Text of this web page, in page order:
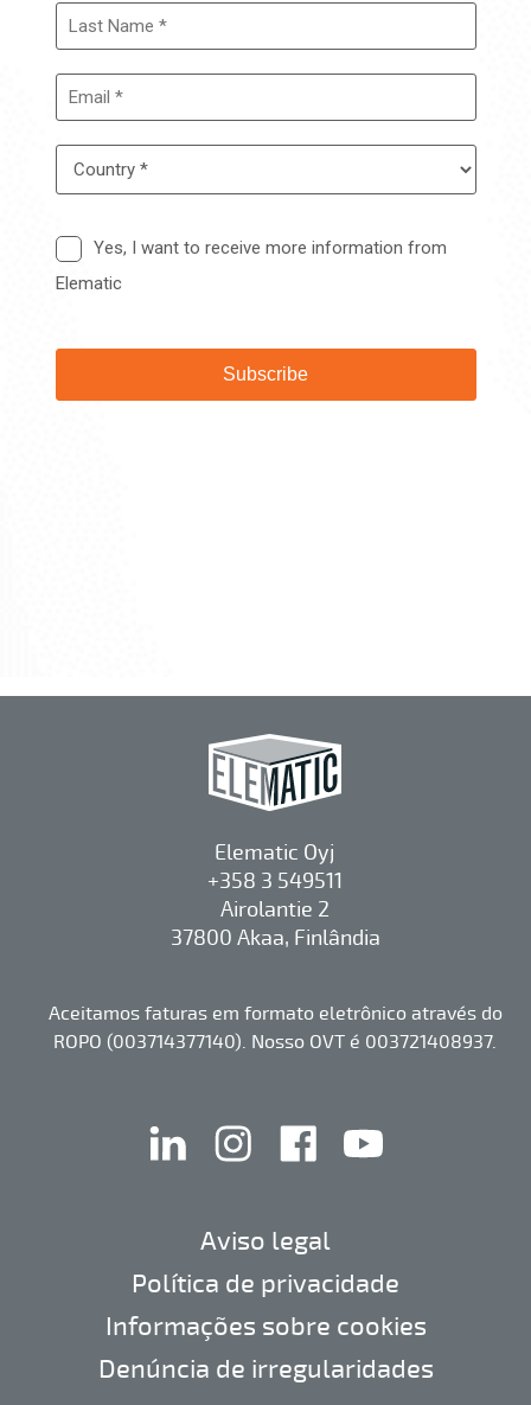
Elematic Oyj
+358 3 549511
Airolantie 2
37800 Akaa, Finlândia
Aceitamos faturas em formato eletrônico através do
ROPO (003714377140). Nosso OVT é 003721408937.
linkedin instagramfacebook
Aviso legal
Política de privacidade
Informações sobre cookies
Denúncia de irregularidades